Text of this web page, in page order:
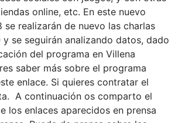
online, etc. En este nuevo
se realizarán de nuevo las charlas
y se seguirán analizando datos, dado
del programa en Villena
saber más sobre el programa
enlace. Si quieres contratar el
A continuación os comparto el
los enlaces aparecidos en prensa